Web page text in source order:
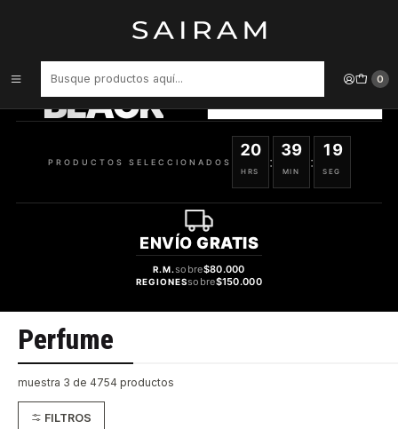
0
BLACK VER OFERTAS
PRODUCTOS SELECCIONADOS
20
HRS
:
39
MIN
:
19
SEG
ENVÍO GRATIS
R.M.sobre$80.000
REGIONESsobre$150.000
Perfume
muestra 3 de 4754 productos
FILTROS